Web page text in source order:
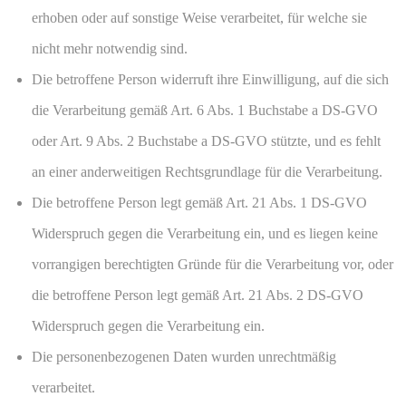
erhoben oder auf sonstige Weise verarbeitet, für welche sie
nicht mehr notwendig sind.
Die betroffene Person widerruft ihre Einwilligung, auf die sich
die Verarbeitung gemäß Art. 6 Abs. 1 Buchstabe a DS-GVO
oder Art. 9 Abs. 2 Buchstabe a DS-GVO stützte, und es fehlt
an einer anderweitigen Rechtsgrundlage für die Verarbeitung.
Die betroffene Person legt gemäß Art. 21 Abs. 1 DS-GVO
Widerspruch gegen die Verarbeitung ein, und es liegen keine
vorrangigen berechtigten Gründe für die Verarbeitung vor, oder
die betroffene Person legt gemäß Art. 21 Abs. 2 DS-GVO
Widerspruch gegen die Verarbeitung ein.
Die personenbezogenen Daten wurden unrechtmäßig
verarbeitet.